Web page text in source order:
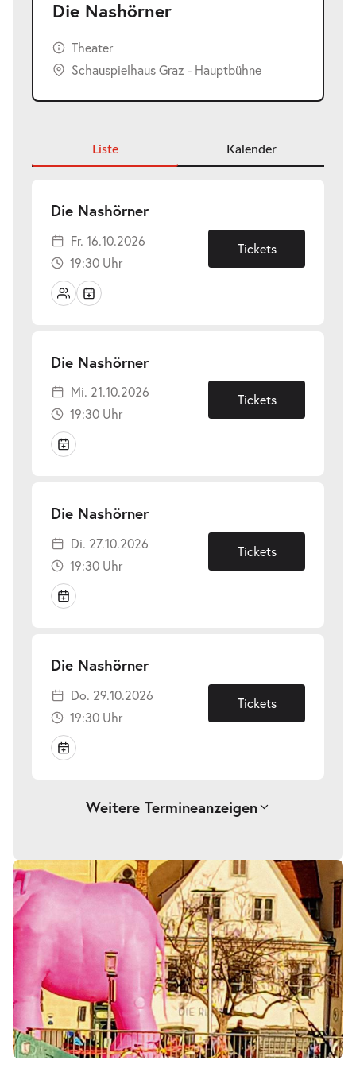
Die Nashörner
Theater
Schauspielhaus Graz - Hauptbühne
Liste Kalender
Die Nashörner-
Fr. 16.10.2026
19:30 Uhr
Tickets
Die Nashörner-
21.10.2026
Mi. 21.10.2026
19:30 Uhr
Tickets
Die Nashörner-
Di. 27.10.2026
19:30 Uhr
Tickets
Die Nashörner-
29.10.2026
Do. 29.10.2026
19:30 Uhr
Tickets
Weitere Termineanzeigen
Die Nashörner-
Mi.
18.11.2026
Mi. 18.11.2026
Tickets
Die Nashörner -
Fr.
20.11.2026
Fr. 20.11.2026
Tickets